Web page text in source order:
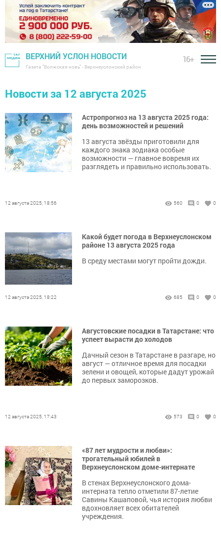
ВЕРХНИЙ УСЛОН НОВОСТИ
Газета "Волжская новь" - Верхнеуслонский район
16+
Новости за 12 августа 2025
Астропрогноз на 13 августа 2025 года:
день возможностей и решений
13 августа звёзды приготовили для
каждого знака зодиака особые
возможности — главное вовремя их
разглядеть и правильно использовать.
12 августа 2025, 18:56 560 0 0
Какой будет погода в Верхнеуслонском
районе 13 августа 2025 года
В среду местами могут пройти дожди.
12 августа 2025, 18:22 685 0 0
Августовские посадки в Татарстане: что
успеет вырасти до холодов
Дачный сезон в Татарстане в разгаре, но
август — отличное время для посадки
зелени и овощей, которые дадут урожай
до первых заморозков.
12 августа 2025, 17:43 573 0 0
«87 лет мудрости и любви»:
трогательный юбилей в
Верхнеуслонском доме-интернате
В стенах Верхнеуслонского дома-
интерната тепло отметили 87-летие
Савины Кашаповой, чья история любви
вдохновляет всех обитателей
учреждения.